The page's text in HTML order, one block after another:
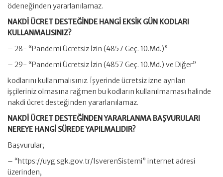
ödeneğinden yararlanılamaz.
NAKDİ ÜCRET DESTEĞİNDE HANGİ EKSİK GÜN KODLARI
KULLANMALISINIZ?
– 28- “Pandemi Ücretsiz İzin (4857 Geç. 10.Md.)”
– 29- “Pandemi Ücretsiz İzin (4857 Geç. 10.Md.) ve Diğer”
kodlarını kullanmalısınız. İşyerinde ücretsiz izne ayrılan
işçileriniz olmasına rağmen bu kodların kullanılmaması halinde
nakdi ücret desteğinden yararlanılamaz.
NAKDİ ÜCRET DESTEĞİNDEN YARARLANMA BAŞVURULARI
NEREYE HANGİ SÜREDE YAPILMALIDIR?
Başvurular;
– “https://uyg.sgk.gov.tr/IsverenSistemi” internet adresi
üzerinden,